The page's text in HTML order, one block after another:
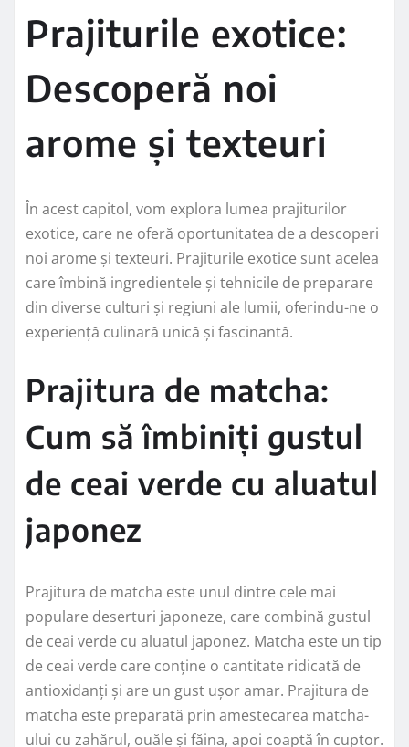
Prajiturile exotice:
Descoperă noi
arome și texteuri
În acest capitol, vom explora lumea prajiturilor
exotice, care ne oferă oportunitatea de a descoperi
noi arome și texteuri. Prajiturile exotice sunt acelea
care îmbină ingredientele și tehnicile de preparare
din diverse culturi și regiuni ale lumii, oferindu-ne o
experiență culinară unică și fascinantă.
Prajitura de matcha:
Cum să îmbiniți gustul
de ceai verde cu aluatul
japonez
Prajitura de matcha este unul dintre cele mai
populare deserturi japoneze, care combină gustul
de ceai verde cu aluatul japonez. Matcha este un tip
de ceai verde care conține o cantitate ridicată de
antioxidanți și are un gust ușor amar. Prajitura de
matcha este preparată prin amestecarea matcha-
ului cu zahărul, ouăle și făina, apoi coaptă în cuptor.